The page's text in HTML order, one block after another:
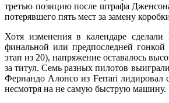
третью позицию после штрафа
потерявшего пять мест за замену
Хотя изменения в календаре
финальной или предпоследней
этап из 20), напряжение оставалось
за титул. Семь разных пилотов
Фернандо Алонсо из Ferrari лидировал
несмотря на не самую быструю машину.